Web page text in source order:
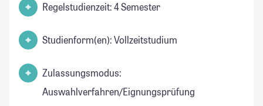
Regelstudienzeit: 4 Semester
Studienform(en): Vollzeitstudium
Zulassungsmodus:
Auswahlverfahren/Eignungsprüfung